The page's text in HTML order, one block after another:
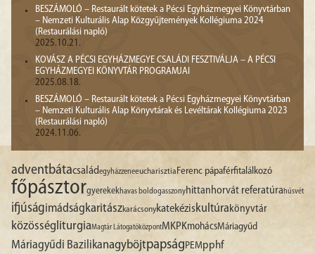
BESZÁMOLÓ – Restaurált kötetek a Pécsi Egyházmegyei Könyvtárban
– Nemzeti Kulturális Alap Közgyűjtemények Kollégiuma 2024
(Restaurálási napló)
2025.10.21.
KOVÁSZ A PÉCSI EGYHÁZMEGYE CSALÁDI FESZTIVÁLJA – A PÉCSI
EGYHÁZMEGYEI KÖNYVTÁR PROGRAMJAI
2025.08.18.
BESZÁMOLÓ – Restaurált kötetek a Pécsi Egyházmegyei Könyvtárban
– Nemzeti Kulturális Alap Könyvtárak és Levéltárak Kollégiuma 2023
(Restaurálási napló)
2024.11.06.
adventbátacsaládegyházzeneeucharisztiaFerenc pápaférfitalálkozó
főpásztorgyerekekhavas boldogasszonyhittanhorvát referatúrahúsvét
ifjúságimádságkaritászkarácsonykatekéziskultúrakönyvtár
közösségliturgiaMagtár LátogatóközpontMKPKmohácsMáriagyűd
Máriagyűdi BazilikanagyböjtpapságPEMpphf